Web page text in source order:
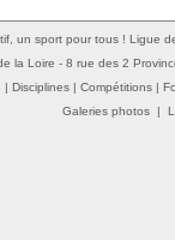
un sport pour tous ! Ligue
la Loire - 8 rue des 2
Disciplines Compétitions
Galeries photos|